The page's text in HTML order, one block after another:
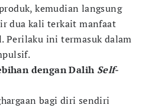
kemudian langsung
dua kali terkait manfaat
Perilaku ini termasuk dalam
dengan Dalih Self-
bagi diri sendiri